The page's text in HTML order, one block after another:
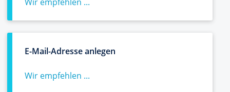
E-Mail-Adresse anlegen
Wir empfehlen ...